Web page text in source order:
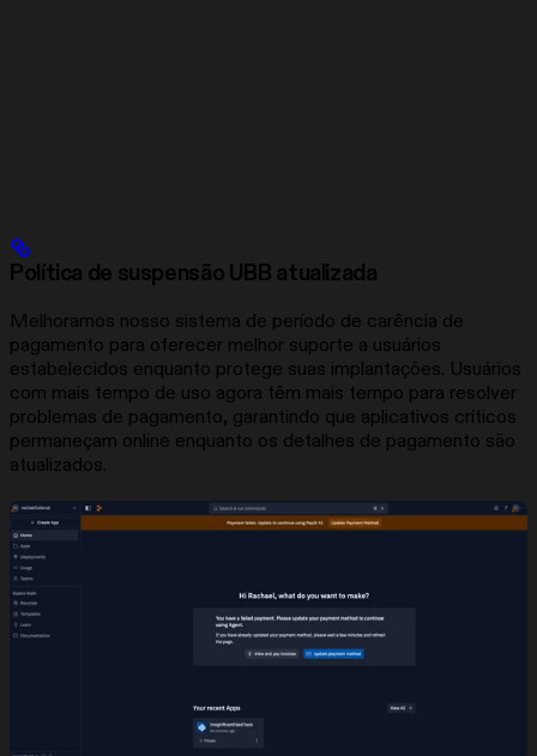
Política de suspensão UBB atualizada
Melhoramos nosso sistema de período de carência de
pagamento para oferecer melhor suporte a usuários
estabelecidos enquanto protege suas implantações. Usuários
com mais tempo de uso agora têm mais tempo para resolver
problemas de pagamento, garantindo que aplicativos críticos
permaneçam online enquanto os detalhes de pagamento são
atualizados.